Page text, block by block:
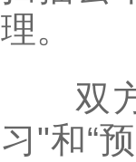
理。
双方
习"和“